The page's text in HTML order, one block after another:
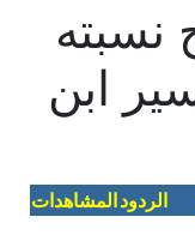
نسبته
ابن
الردودالمشاهدات